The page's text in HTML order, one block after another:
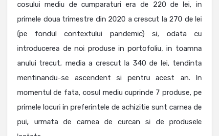
cosului mediu de cumparaturi era de 220 de lei, in
primele doua trimestre din 2020 a crescut la 270 de lei
(pe fondul contextului pandemic) si, odata cu
introducerea de noi produse in portofoliu, in toamna
anului trecut, media a crescut la 340 de lei, tendinta
mentinandu-se ascendent si pentru acest an. In
momentul de fata, cosul mediu cuprinde 7 produse, pe
primele locuri in preferintele de achizitie sunt carnea de
pui, urmata de carnea de curcan si de produsele